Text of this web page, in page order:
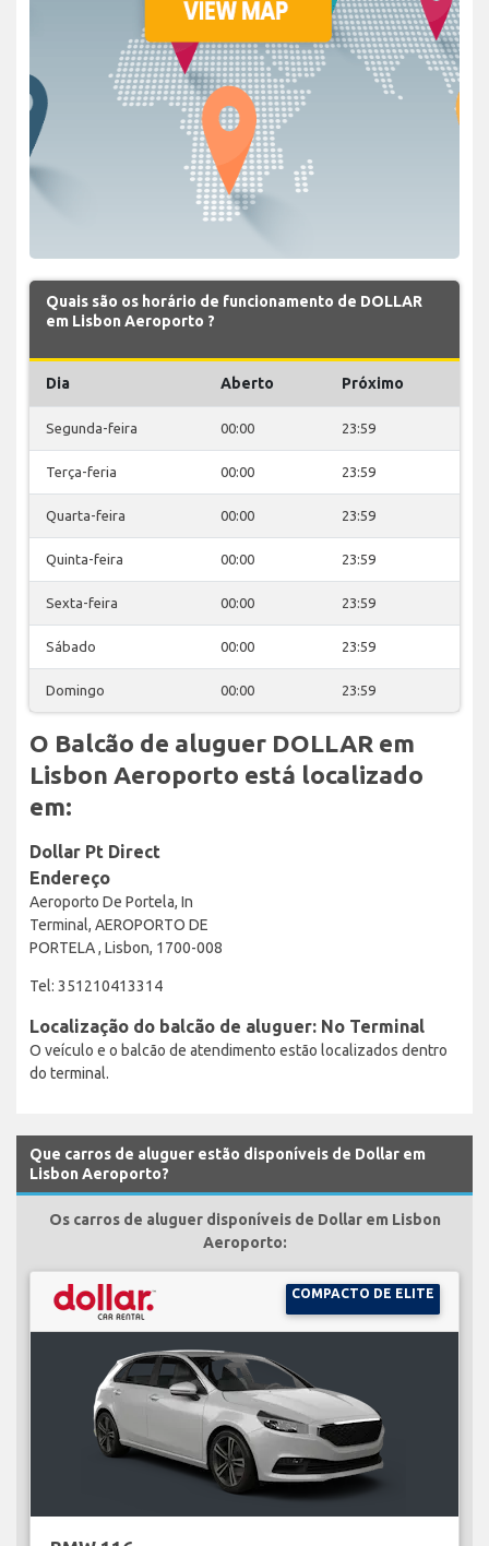
Quais são os horário de funcionamento de DOLLAR
em Lisbon Aeroporto ?
Dia Aberto Próximo
Segunda-feira 00:00 23:59
Terça-feria 00:00 23:59
Quarta-feira 00:00 23:59
Quinta-feira 00:00 23:59
Sexta-feira 00:00 23:59
Sábado 00:00 23:59
Domingo 00:00 23:59
O Balcão de aluguer DOLLAR em
Lisbon Aeroporto está localizado
em:
Dollar Pt Direct
Endereço
Aeroporto De Portela, In
Terminal, AEROPORTO DE
PORTELA , Lisbon, 1700-008
Tel: 351210413314
Localização do balcão de aluguer: No Terminal
O veículo e o balcão de atendimento estão localizados dentro
do terminal.
Que carros de aluguer estão disponíveis de Dollar em
Lisbon Aeroporto?
Os carros de aluguer disponíveis de Dollar em Lisbon
Aeroporto:
COMPACTO DE ELITE